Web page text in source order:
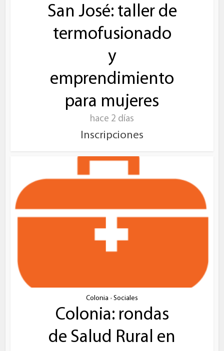
San José: taller de
termofusionado
y
emprendimiento
para mujeres
hace 2 días
Inscripciones
Colonia • Sociales
Colonia: rondas
de Salud Rural en